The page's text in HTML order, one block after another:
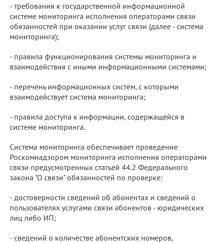
- требования к государственной информационной
системе мониторинга исполнения операторами связи
обязанностей при оказании услуг связи (далее - система
мониторинга);
- правила функционирования системы мониторинга и
взаимодействия с иными информационными системами;
- перечень информационных систем, с которыми
взаимодействует система мониторинга;
- правила доступа к информации, содержащейся в
системе мониторинга.
Система мониторинга обеспечивает проведение
Роскомнадзором мониторинга исполнения операторами
связи предусмотренных статьей 44.2 Федерального
закона "О связи" обязанностей по проверке:
- достоверности сведений об абонентах и сведений о
пользователях услугами связи абонентов - юридических
лиц либо ИП;
- сведений о количестве абонентских номеров,